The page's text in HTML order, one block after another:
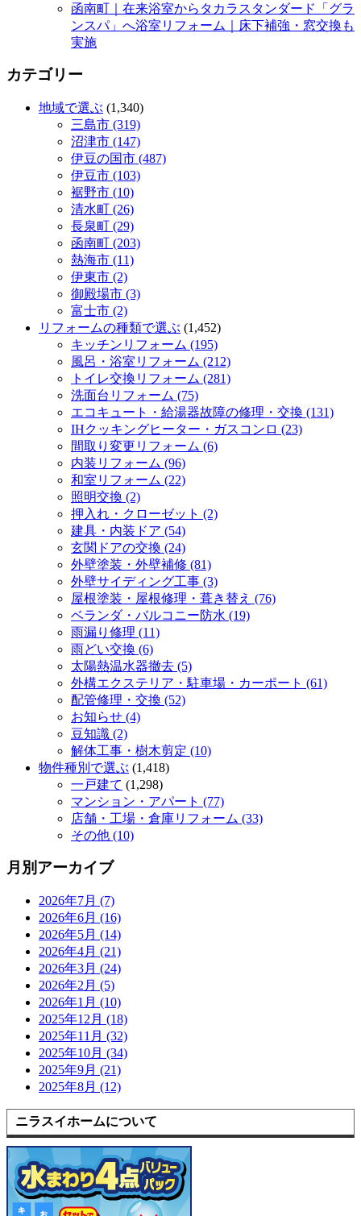
函南町｜在来浴室からタカラスタンダード「グラ
ンスパ」へ浴室リフォーム｜床下補強・窓交換も
実施
カテゴリー
地域で選ぶ (1,340)
三島市 (319)
沼津市 (147)
伊豆の国市 (487)
伊豆市 (103)
裾野市 (10)
清水町 (26)
長泉町 (29)
函南町 (203)
熱海市 (11)
伊東市 (2)
御殿場市 (3)
富士市 (2)
リフォームの種類で選ぶ (1,452)
キッチンリフォーム (195)
風呂・浴室リフォーム (212)
トイレ交換リフォーム (281)
洗面台リフォーム (75)
エコキュート・給湯器故障の修理・交換 (131)
IHクッキングヒーター・ガスコンロ (23)
間取り変更リフォーム (6)
内装リフォーム (96)
和室リフォーム (22)
照明交換 (2)
押入れ・クローゼット (2)
建具・内装ドア (54)
玄関ドアの交換 (24)
外壁塗装・外壁補修 (81)
外壁サイディング工事 (3)
屋根塗装・屋根修理・葺き替え (76)
ベランダ・バルコニー防水 (19)
雨漏り修理 (11)
雨どい交換 (6)
太陽熱温水器撤去 (5)
外構エクステリア・駐車場・カーポート (61)
配管修理・交換 (52)
お知らせ (4)
豆知識 (2)
解体工事・樹木剪定 (10)
物件種別で選ぶ (1,418)
一戸建て (1,298)
マンション・アパート (77)
店舗・工場・倉庫リフォーム (33)
その他 (10)
月別アーカイブ
2026年7月 (7)
2026年6月 (16)
2026年5月 (14)
2026年4月 (21)
2026年3月 (24)
2026年2月 (5)
2026年1月 (10)
2025年12月 (18)
2025年11月 (32)
2025年10月 (34)
2025年9月 (21)
2025年8月 (12)
ニラスイホームについて